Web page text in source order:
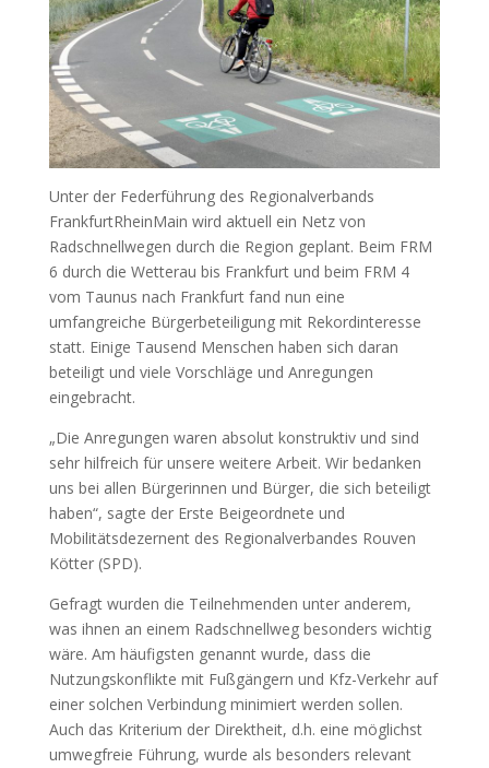
Unter der Federführung des Regionalverbands
FrankfurtRheinMain wird aktuell ein Netz von
Radschnellwegen durch die Region geplant. Beim FRM
6 durch die Wetterau bis Frankfurt und beim FRM 4
vom Taunus nach Frankfurt fand nun eine
umfangreiche Bürgerbeteiligung mit Rekordinteresse
statt. Einige Tausend Menschen haben sich daran
beteiligt und viele Vorschläge und Anregungen
eingebracht.
„Die Anregungen waren absolut konstruktiv und sind
sehr hilfreich für unsere weitere Arbeit. Wir bedanken
uns bei allen Bürgerinnen und Bürger, die sich beteiligt
haben“, sagte der Erste Beigeordnete und
Mobilitätsdezernent des Regionalverbandes Rouven
Kötter (SPD).
Gefragt wurden die Teilnehmenden unter anderem,
was ihnen an einem Radschnellweg besonders wichtig
wäre. Am häufigsten genannt wurde, dass die
Nutzungskonflikte mit Fußgängern und Kfz-Verkehr auf
einer solchen Verbindung minimiert werden sollen.
Auch das Kriterium der Direktheit, d.h. eine möglichst
umwegfreie Führung, wurde als besonders relevant